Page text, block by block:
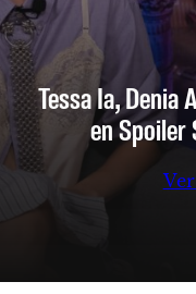
Tessa Ia, Denia
en Spoiler